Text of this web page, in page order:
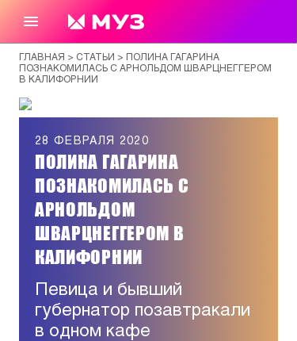
ГЛАВНАЯ > СТАТЬИ > ПОЛИНА ГАГАРИНА
ПОЗНАКОМИЛАСЬ С АРНОЛЬДОМ ШВАРЦНЕГГЕРОМ
В КАЛИФОРНИИ
28 ФЕВРАЛЯ 2020
ПОЛИНА ГАГАРИНА
ПОЗНАКОМИЛАСЬ С
АРНОЛЬДОМ
ШВАРЦНЕГГЕРОМ В
КАЛИФОРНИИ
Певица и бывший
губернатор позавтракали
в одном кафе